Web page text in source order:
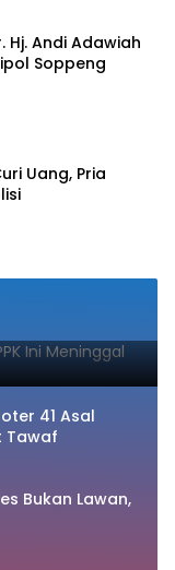
Hj. Andi Adawiah
Soppeng
Uang, Pria
PPPK Ini
41 Asal
Tawaf
Bukan Lawan,